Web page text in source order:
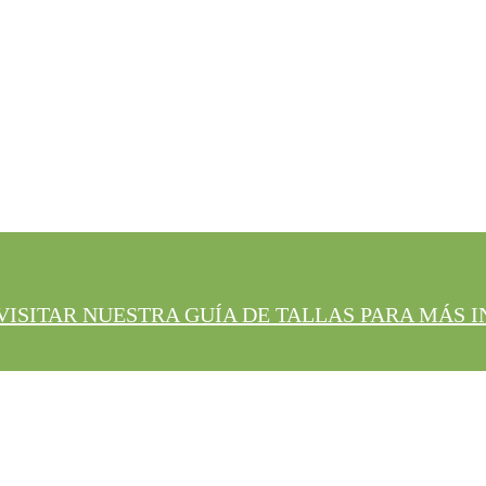
NUESTRA GUÍA DE TALLAS PARA MÁS